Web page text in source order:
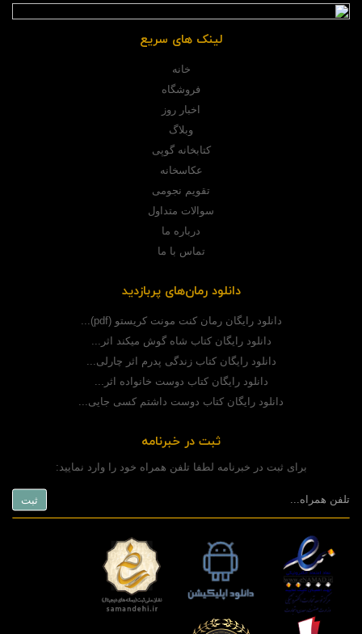
لینک های سریع
خانه
فروشگاه
اخبار روز
وبلاگ
کتابخانه گوپی
عکاسخانه
تقویم نجومی
سوالات متداول
درباره ما
تماس با ما
دانلود رمان‌های پربازدید
دانلود رایگان رمان کنت مونت کریستو (pdf)...
دانلود رایگان کتاب شاه گوش میکند اثر...
دانلود رایگان کتاب زندگی پدرم اثر چارلی...
دانلود رایگان کتاب دوست خانواده اثر...
دانلود رایگان کتاب دوست داشتم کسی جایی...
ثبت در خبرنامه
برای ثبت در خبرنامه لطفا تلفن همراه خود را وارد نمایید: